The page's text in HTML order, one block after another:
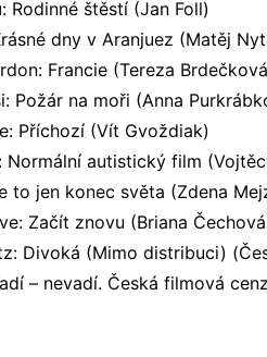
Rodinné štěstí (Jan Foll)
dny v Aranjuez (Matěj
Francie (Tereza
Požár na moři (Anna
Příchozí (Vít Gvoždiak)
Normální autistický film
to jen konec světa (Zdena
Začít znovu (Briana
Divoká (Mimo distribuci)
– nevadí. Česká filmová